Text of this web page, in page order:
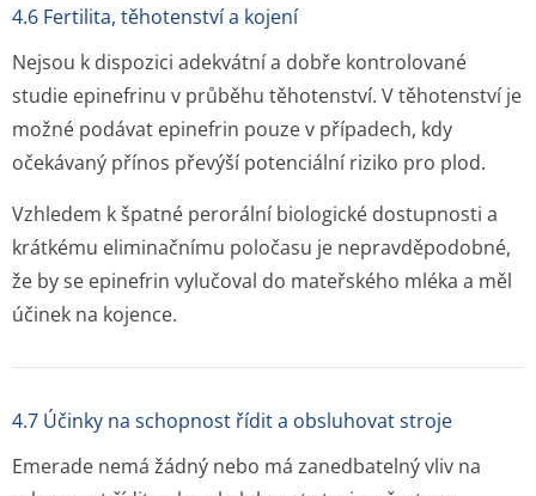
4.6 Fertilita, těhotenství a kojení
Nejsou k dispozici adekvátní a dobře kontrolované
studie epinefrinu v průběhu těhotenství. V těhotenství je
možné podávat epinefrin pouze v případech, kdy
očekávaný přínos převýší potenciální riziko pro plod.
Vzhledem k špatné perorální biologické dostupnosti a
krátkému eliminačnímu poločasu je nepravděpodobné,
že by se epinefrin vylučoval do mateřského mléka a měl
účinek na kojence.
4.7 Účinky na schopnost řídit a obsluhovat stroje
Emerade nemá žádný nebo má zanedbatelný vliv na